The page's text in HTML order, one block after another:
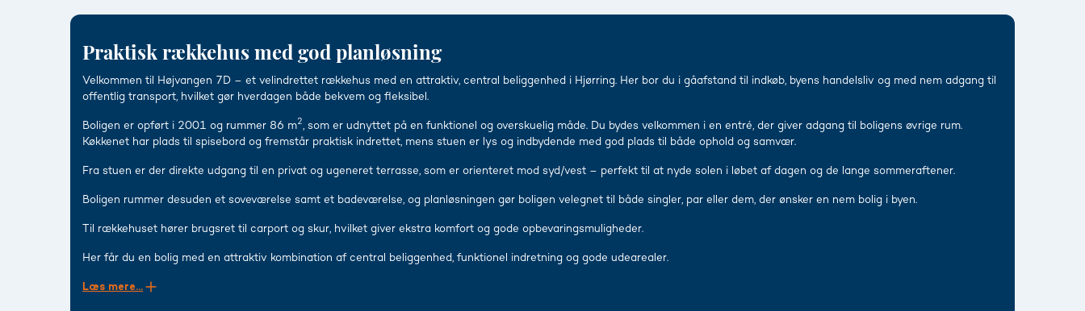
Praktisk rækkehus med god planløsning
Velkommen til Højvangen 7D – et velindrettet rækkehus med en attraktiv, central beliggenhed i Hjørring. Her bor du i gåafstand til indkøb, byens handelsliv og med nem adgang til
offentlig transport, hvilket gør hverdagen både bekvem og fleksibel.
Boligen er opført i 2001 og rummer 86 m2
, som er udnyttet på en funktionel og overskuelig måde. Du bydes velkommen i en entré, der giver adgang til boligens øvrige rum.
Køkkenet har plads til spisebord og fremstår praktisk indrettet, mens stuen er lys og indbydende med god plads til både ophold og samvær.
Fra stuen er der direkte udgang til en privat og ugeneret terrasse, som er orienteret mod syd/vest – perfekt til at nyde solen i løbet af dagen og de lange sommeraftener.
Boligen rummer desuden et soveværelse samt et badeværelse, og planløsningen gør boligen velegnet til både singler, par eller dem, der ønsker en nem bolig i byen.
Til rækkehuset hører brugsret til carport og skur, hvilket giver ekstra komfort og gode opbevaringsmuligheder.
Her får du en bolig med en attraktiv kombination af central beliggenhed, funktionel indretning og gode udearealer.
Læs mere...